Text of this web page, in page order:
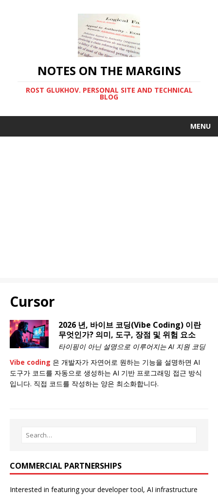
NOTES ON THE MARGINS
ROST GLUKHOV. PERSONAL SITE AND TECHNICAL
BLOG
MENU
Cursor
2026 년, 바이브 코딩(Vibe Coding) 이란
무엇인가? 의미, 도구, 장점 및 위험 요소
타이핑이 아닌 설명으로 이루어지는 AI 지원 코딩
Vibe coding 은 개발자가 자연어로 원하는 기능을 설명하면 AI
도구가 코드를 자동으로 생성하는 AI 기반 프로그래밍 접근 방식
입니다. 직접 코드를 작성하는 양은 최소화합니다.
COMMERCIAL PARTNERSHIPS
Interested in featuring your developer tool, AI infrastructure